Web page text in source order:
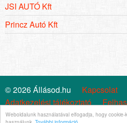
Weboldalunk használatával elfogadja, hogy cookie-
JSI AUTÓ Kft
Princz Autó Kft
© 2026 Állásod.hu
Kapcsolat
Adatkezelési tájékoztató
Cookie szabályzat
Impresszum